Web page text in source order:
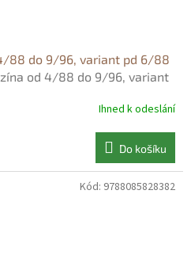
88 do 9/96, variant pd 6/88
od 4/88 do 9/96, variant
Ihned k odeslání
Do košíku
Kód: 9788085828382